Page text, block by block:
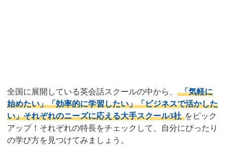
全国に展開している英会話スクールの中から、 「気軽に
始めたい」「効率的に学習したい」「ビジネスで活かした
い」それぞれのニーズに応える大手スクール3社 をピック
アップ！それぞれの特長をチェックして、自分にぴったり
の学び方を見つけてみましょう。